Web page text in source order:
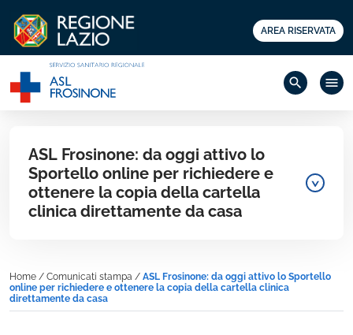
AREA RISERVATA
search menu
ASL Frosinone: da oggi attivo lo
Sportello online per richiedere e
ottenere la copia della cartella
clinica direttamente da casa
Home / Comunicati stampa / ASL Frosinone: da oggi attivo lo Sportello
online per richiedere e ottenere la copia della cartella clinica
direttamente da casa